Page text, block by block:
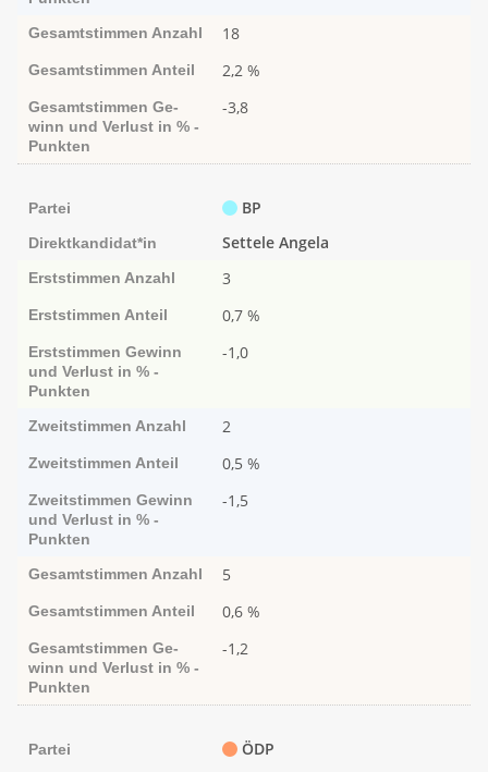
Gesamtstimmen Anzahl 18
Gesamtstimmen Anteil 2,2 %
Gesamtstimmen Ge­­
winn und Ver­­lust in % -
Punk­ten
-3,8
Partei BP
Direktkandidat*in Settele Angela
Erststimmen Anzahl 3
Erststimmen Anteil 0,7 %
Erststimmen Ge­­winn
und Ver­­lust in % -
Punk­ten
-1,0
Zweitstimmen Anzahl 2
Zweitstimmen Anteil 0,5 %
Zweitstimmen Ge­­winn
und Ver­­lust in % -
Punk­ten
-1,5
Gesamtstimmen Anzahl 5
Gesamtstimmen Anteil 0,6 %
Gesamtstimmen Ge­­
winn und Ver­­lust in % -
Punk­ten
-1,2
Partei ÖDP